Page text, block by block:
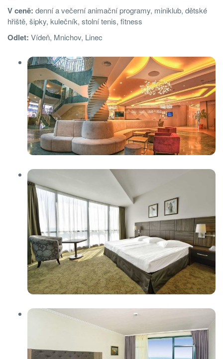
V ceně: denní a večerní animační programy, miniklub, dětské
hřiště, šipky, kulečník, stolní tenis, ﬁtness
Odlet: Vídeň, Mnichov, Linec